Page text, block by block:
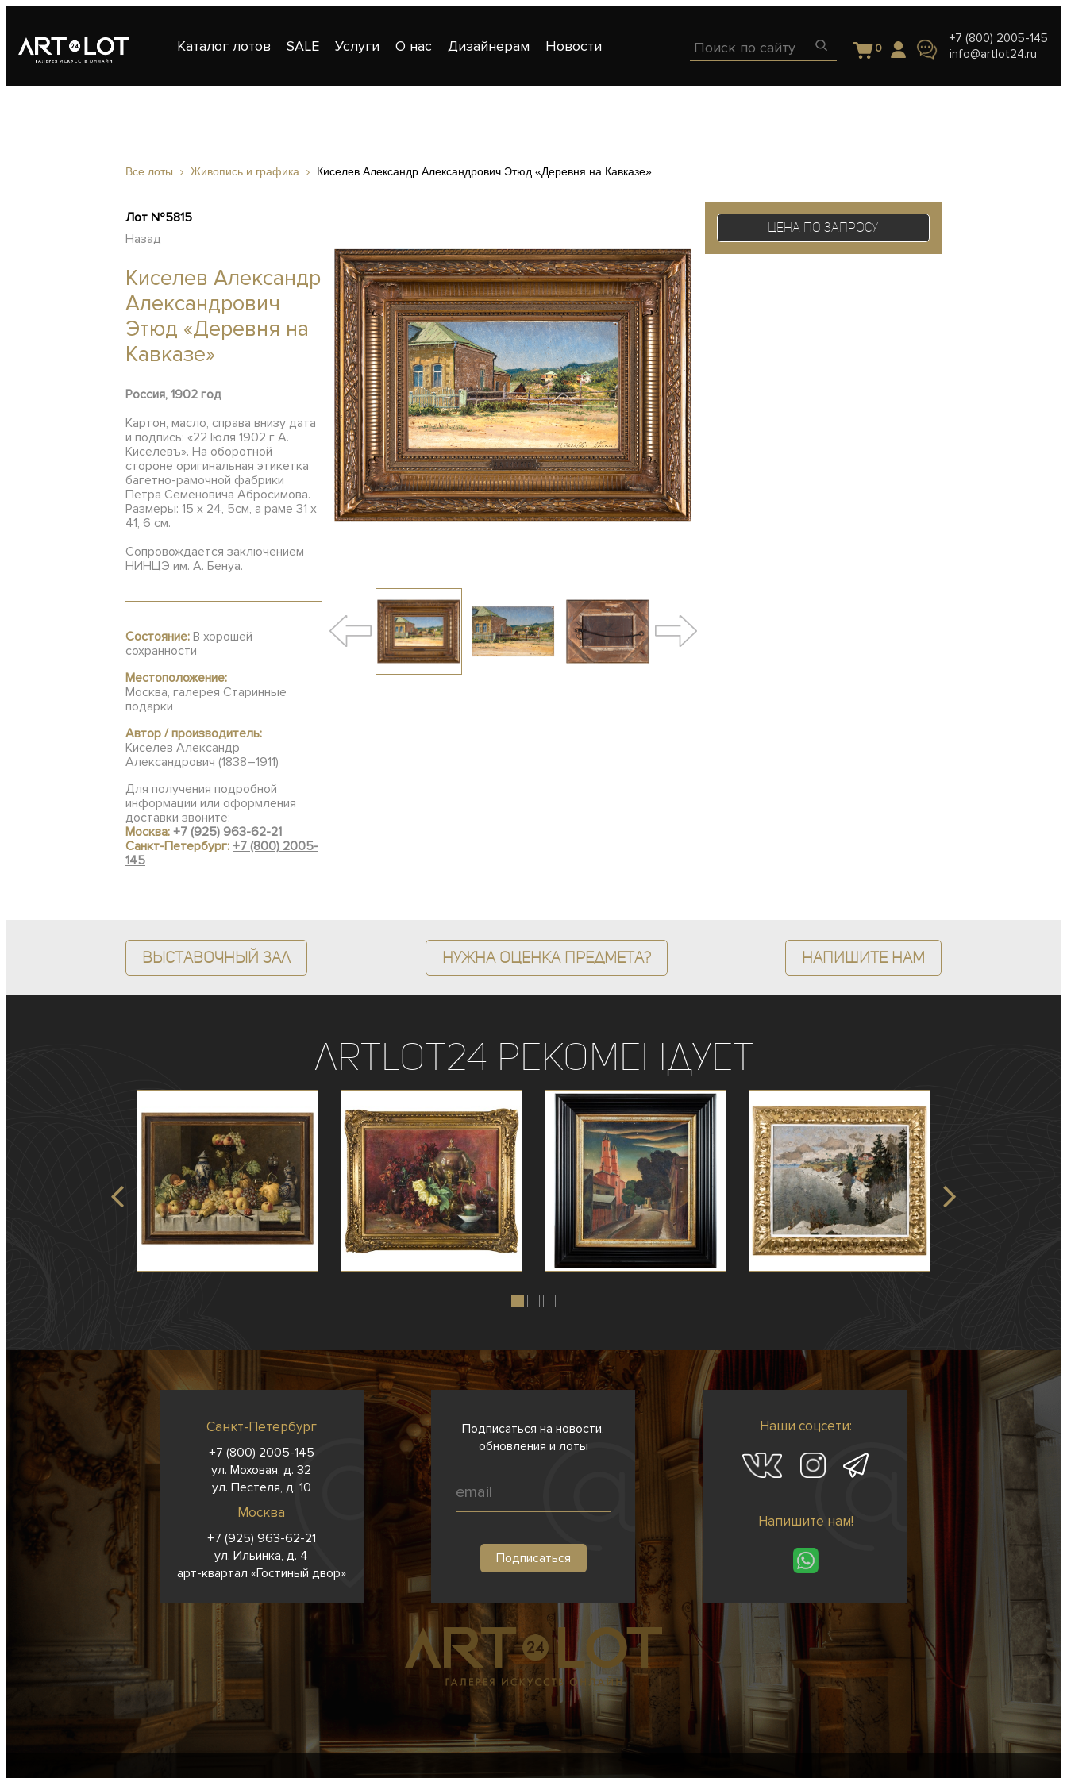
Каталог лотов SALE Услуги О нас Дизайнерам Новости 0
+7 (800) 2005-145
info@artlot24.ru
Все лоты Живопись и графика Киселев Александр Александрович Этюд «Деревня на Кавказе»
Лот №5815
Назад
Киселев Александр
Александрович
Этюд «Деревня на
Кавказе»
Россия, 1902 год
Картон, масло, справа внизу дата
и подпись: «22 Iюля 1902 г А.
Киселевъ». На оборотной
стороне оригинальная этикетка
багетно-рамочной фабрики
Петра Семеновича Абросимова.
Размеры: 15 х 24, 5см, а раме 31 х
41, 6 см.
Сопровождается заключением
НИНЦЭ им. А. Бенуа.
Состояние: В хорошей
сохранности
Местоположение:
Москва, галерея Старинные
подарки
Автор / производитель:
Киселев Александр
Александрович (1838–1911)
Для получения подробной
информации или оформления
доставки звоните:
Москва: +7 (925) 963-62-21
Санкт-Петербург: +7 (800) 2005-
145
Цена по запросу
Выставочный зал Нужна оценка предмета? Напишите нам
ArtLot24 рекомендует
Санкт-Петербург
+7 (800) 2005-145
ул. Моховая, д. 32
ул. Пестеля, д. 10
Москва
+7 (925) 963-62-21
ул. Ильинка, д. 4
арт-квартал «Гостиный двор»
Подписаться на новости,
обновления и лоты
Наши соцсети:
Напишите нам!